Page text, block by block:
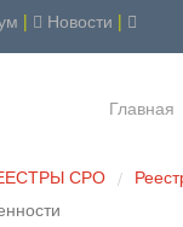
| Новости |
Главная
СРО /